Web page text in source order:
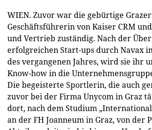
WIEN. Zuvor war die gebürtige
Geschäftsführerin von Kaiser CRM
und Vertrieb zuständig. Nach der
erfolgreichen Start-ups durch Navax
des vergangenen Jahres, wird sie ihr
Know-how in die
Die begeisterte Sportlerin, die auch
zuvor bei der Firma Unycom in Graz
dort, nach dem Studium
an der FH Joanneum in Graz, von der